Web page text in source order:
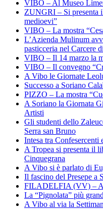
VIBO – Al Museo
ZUNGRI – Si presenta
medioevi”
VIBO – La mostra
L’Azienda Mulinum
pasticceria nel Carcere
VIBO – Il 14 marzo la
VIBO – Il convegno
A Vibo le Giornate
Successo a Soriano
PIZZO – La mostra
A Soriano la Giornata
Artisti
Gli studenti dello
Serra san Bruno
Intesa tra
A Tropea si presenta il
Cinquegrana
A Vibo si è parlato di
Il fascino del Presepe a
FILADELFIA (VV) – A
La “Pignolata” più
A Vibo al via la